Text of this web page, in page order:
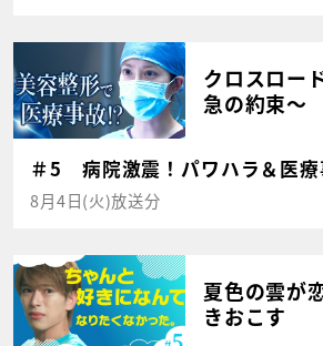
クロスロー
急の約束～
＃5 病院激震！パワハラ＆医
8月4日(火)放送分
夏色の雲が
きおこす